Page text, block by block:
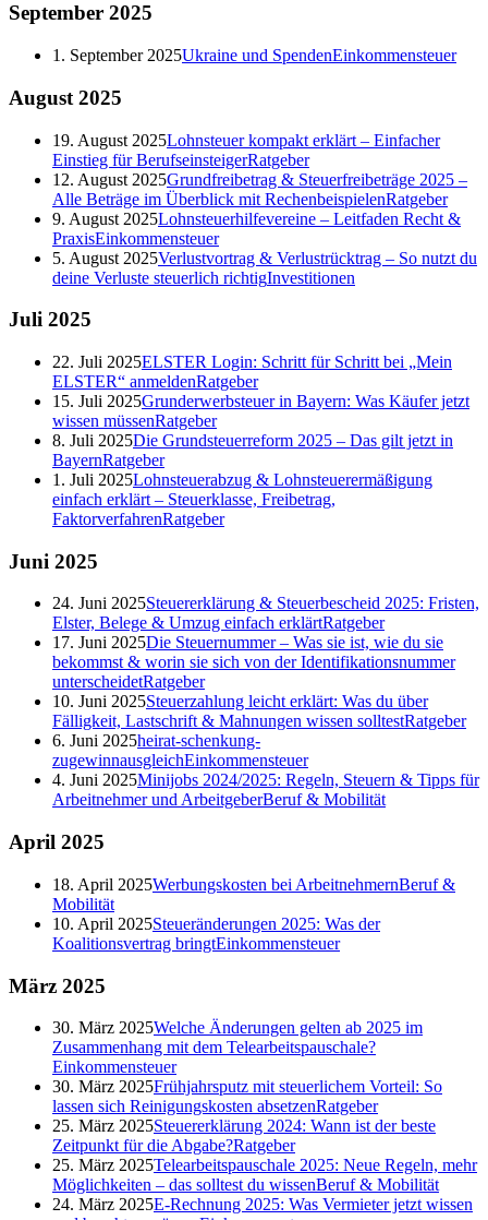
September 2025
1. September 2025Ukraine und SpendenEinkommensteuer
August 2025
19. August 2025Lohnsteuer kompakt erklärt – Einfacher
Einstieg für BerufseinsteigerRatgeber
12. August 2025Grundfreibetrag & Steuerfreibeträge 2025 –
Alle Beträge im Überblick mit RechenbeispielenRatgeber
9. August 2025Lohnsteuerhilfevereine – Leitfaden Recht &
PraxisEinkommensteuer
5. August 2025Verlustvortrag & Verlustrücktrag – So nutzt du
deine Verluste steuerlich richtigInvestitionen
Juli 2025
22. Juli 2025ELSTER Login: Schritt für Schritt bei „Mein
ELSTER“ anmeldenRatgeber
15. Juli 2025Grunderwerbsteuer in Bayern: Was Käufer jetzt
wissen müssenRatgeber
8. Juli 2025Die Grundsteuerreform 2025 – Das gilt jetzt in
BayernRatgeber
1. Juli 2025Lohnsteuerabzug & Lohnsteuerermäßigung
einfach erklärt – Steuerklasse, Freibetrag,
FaktorverfahrenRatgeber
Juni 2025
24. Juni 2025Steuererklärung & Steuerbescheid 2025: Fristen,
Elster, Belege & Umzug einfach erklärtRatgeber
17. Juni 2025Die Steuernummer – Was sie ist, wie du sie
bekommst & worin sie sich von der Identifikationsnummer
unterscheidetRatgeber
10. Juni 2025Steuerzahlung leicht erklärt: Was du über
Fälligkeit, Lastschrift & Mahnungen wissen solltestRatgeber
6. Juni 2025heirat-schenkung-
zugewinnausgleichEinkommensteuer
4. Juni 2025Minijobs 2024/2025: Regeln, Steuern & Tipps für
Arbeitnehmer und ArbeitgeberBeruf & Mobilität
April 2025
18. April 2025Werbungskosten bei ArbeitnehmernBeruf &
Mobilität
10. April 2025Steueränderungen 2025: Was der
Koalitionsvertrag bringtEinkommensteuer
März 2025
30. März 2025Welche Änderungen gelten ab 2025 im
Zusammenhang mit dem Telearbeitspauschale?
Einkommensteuer
30. März 2025Frühjahrsputz mit steuerlichem Vorteil: So
lassen sich Reinigungskosten absetzenRatgeber
25. März 2025Steuererklärung 2024: Wann ist der beste
Zeitpunkt für die Abgabe?Ratgeber
25. März 2025Telearbeitspauschale 2025: Neue Regeln, mehr
Möglichkeiten – das solltest du wissenBeruf & Mobilität
24. März 2025E-Rechnung 2025: Was Vermieter jetzt wissen